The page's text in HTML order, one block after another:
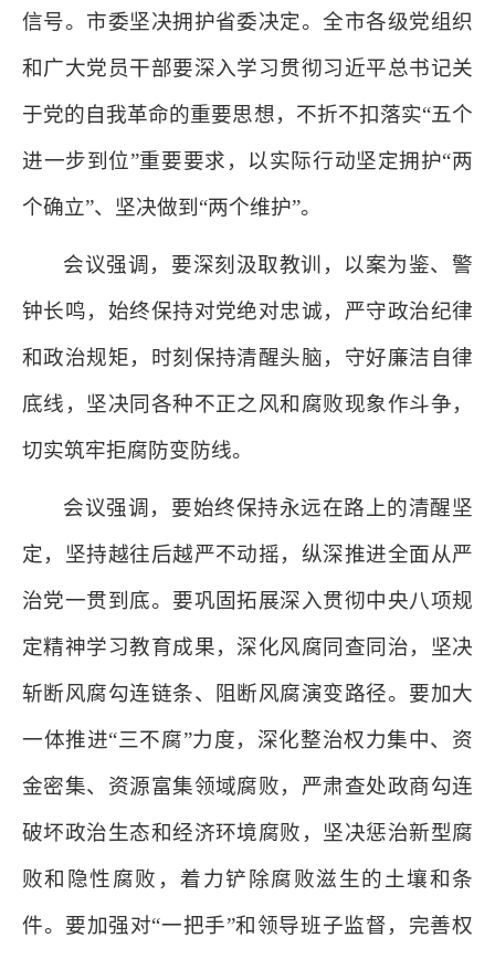
信号。市委坚决拥护省委决定。全市各级党组织
和广大党员干部要深入学习贯彻习近平总书记关
于党的自我革命的重要思想，不折不扣落实“五个
进一步到位”重要要求，以实际行动坚定拥护“两
个确立”、坚决做到“两个维护”。
会议强调，要深刻汲取教训，以案为鉴、警
钟长鸣，始终保持对党绝对忠诚，严守政治纪律
和政治规矩，时刻保持清醒头脑，守好廉洁自律
底线，坚决同各种不正之风和腐败现象作斗争，
切实筑牢拒腐防变防线。
会议强调，要始终保持永远在路上的清醒坚
定，坚持越往后越严不动摇，纵深推进全面从严
治党一贯到底。要巩固拓展深入贯彻中央八项规
定精神学习教育成果，深化风腐同查同治，坚决
斩断风腐勾连链条、阻断风腐演变路径。要加大
一体推进“三不腐”力度，深化整治权力集中、资
金密集、资源富集领域腐败，严肃查处政商勾连
破坏政治生态和经济环境腐败，坚决惩治新型腐
败和隐性腐败，着力铲除腐败滋生的土壤和条
件。要加强对“一把手”和领导班子监督，完善权